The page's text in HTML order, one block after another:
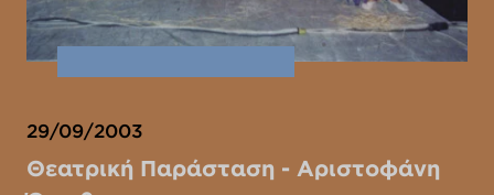
29/09/2003
Θεατρική Παράσταση - Αριστοφάνη